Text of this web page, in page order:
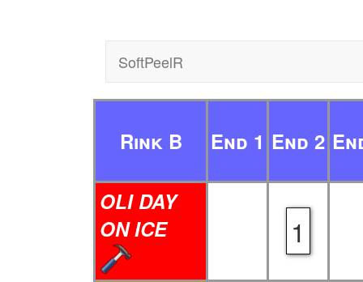
SoftPeelR
Rink B End 1 End 2
OLI DAY
ON ICE
1